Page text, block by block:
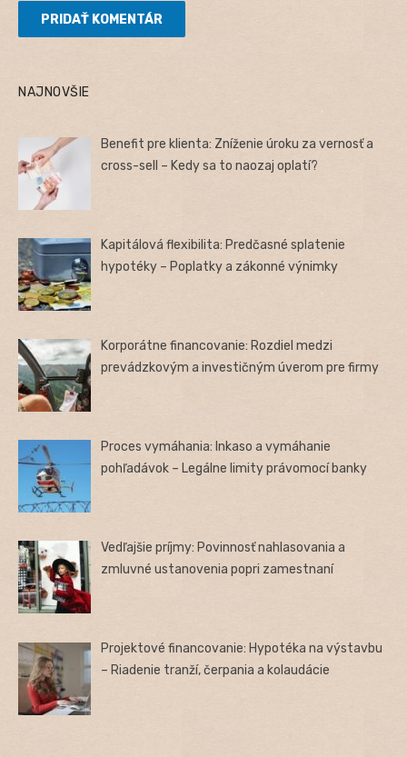
NAJNOVŠIE
Benefit pre klienta: Zníženie úroku za vernosť a
cross-sell – Kedy sa to naozaj oplatí?
Kapitálová flexibilita: Predčasné splatenie
hypotéky – Poplatky a zákonné výnimky
Korporátne financovanie: Rozdiel medzi
prevádzkovým a investičným úverom pre firmy
Proces vymáhania: Inkaso a vymáhanie
pohľadávok – Legálne limity právomocí banky
Vedľajšie príjmy: Povinnosť nahlasovania a
zmluvné ustanovenia popri zamestnaní
Projektové financovanie: Hypotéka na výstavbu
– Riadenie tranží, čerpania a kolaudácie